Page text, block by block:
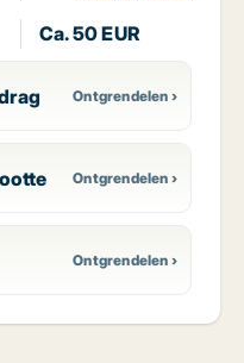
Ca. 50 EUR